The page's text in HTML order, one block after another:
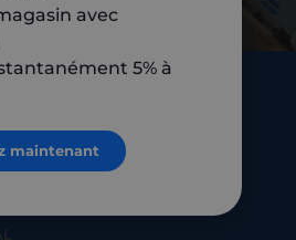
avec
5% à
maintenant